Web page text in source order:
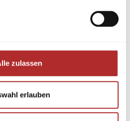
zulassen
erlauben
Granitfliesen Colonial